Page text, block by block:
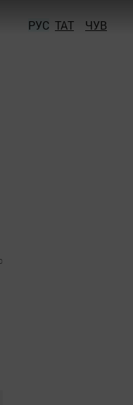
РУС ТАТ ЧУВ